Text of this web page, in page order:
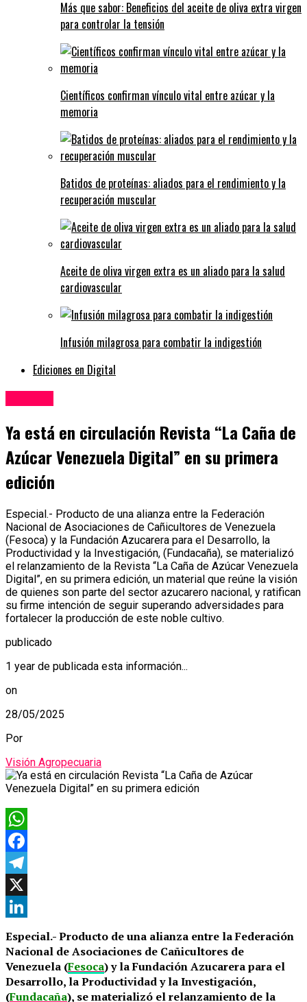
Más que sabor: Beneficios del aceite de oliva extra virgen
para controlar la tensión
Científicos confirman vínculo vital entre azúcar y la
memoria
Batidos de proteínas: aliados para el rendimiento y la
recuperación muscular
Aceite de oliva virgen extra es un aliado para la salud
cardiovascular
Infusión milagrosa para combatir la indigestión
Ediciones en Digital
Ya está en circulación Revista “La Caña de
Azúcar Venezuela Digital” en su primera
edición
Especial.- Producto de una alianza entre la Federación
Nacional de Asociaciones de Cañicultores de Venezuela
(Fesoca) y la Fundación Azucarera para el Desarrollo, la
Productividad y la Investigación, (Fundacaña), se materializó
el relanzamiento de la Revista “La Caña de Azúcar Venezuela
Digital”, en su primera edición, un material que reúne la visión
de quienes son parte del sector azucarero nacional, y ratifican
su firme intención de seguir superando adversidades para
fortalecer la producción de este noble cultivo.
publicado
1 year de publicada esta información...
on
28/05/2025
Por
Visión Agropecuaria
WhatsApp
Facebook
Telegram
X
Especial.- Producto de una alianza entre la Federación
Nacional de Asociaciones de Cañicultores de
Venezuela (Fesoca) y la Fundación Azucarera para el
Desarrollo, la Productividad y la Investigación,
(Fundacaña), se materializó el relanzamiento de la